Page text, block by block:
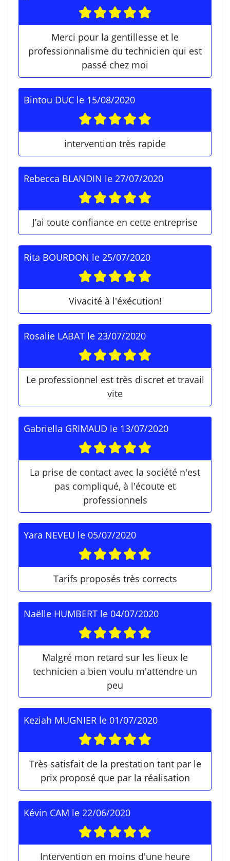
Merci pour la gentillesse et le
professionnalisme du technicien qui est
passé chez moi
Bintou DUC le 15/08/2020
intervention très rapide
Rebecca BLANDIN le 27/07/2020
J’ai toute confiance en cette entreprise
Rita BOURDON le 25/07/2020
Vivacité à l'éxécution!
Rosalie LABAT le 23/07/2020
Le professionnel est très discret et travail
vite
Gabriella GRIMAUD le 13/07/2020
La prise de contact avec la société n'est
pas compliqué, à l'écoute et
professionnels
Yara NEVEU le 05/07/2020
Tarifs proposés très corrects
Naëlle HUMBERT le 04/07/2020
Malgré mon retard sur les lieux le
technicien a bien voulu m'attendre un
peu
Keziah MUGNIER le 01/07/2020
Très satisfait de la prestation tant par le
prix proposé que par la réalisation
Kévin CAM le 22/06/2020
Intervention en moins d'une heure